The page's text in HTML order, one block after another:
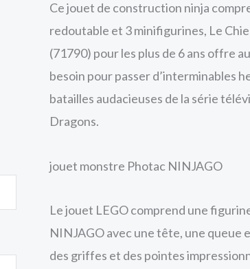
Ce jouet de construction ninja
redoutable et 3 minifigurines, Le
(71790) pour les plus de 6 ans offre
besoin pour passer d’interminables
batailles audacieuses de la série
Dragons.
jouet monstre Photac NINJAGO
Le jouet LEGO comprend une
NINJAGO avec une tête, une queue
des griffes et des pointes